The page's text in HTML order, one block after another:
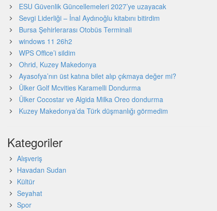
ESU Güvenlik Güncellemeleri 2027’ye uzayacak
Sevgi Liderliği – İnal Aydınoğlu kitabını bitirdim
Bursa Şehirlerarası Otobüs Terminali
windows 11 26h2
WPS Office’i sildim
Ohrid, Kuzey Makedonya
Ayasofya’nın üst katına bilet alıp çıkmaya değer mi?
Ülker Golf Mcvities Karamelli Dondurma
Ülker Cocostar ve Algida Milka Oreo dondurma
Kuzey Makedonya’da Türk düşmanlığı görmedim
Kategoriler
Alışveriş
Havadan Sudan
Kültür
Seyahat
Spor